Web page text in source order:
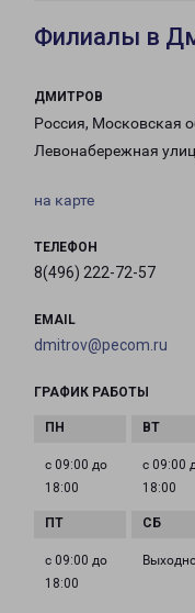
Филиалы в
ДМИТРОВ
Россия, Московская
Левонабережная
на карте
ТЕЛЕФОН
8(496) 222-72-57
EMAIL
dmitrov@pecom.ru
ГРАФИК РАБОТЫ
с 09:00 до
18:00
с 09:00
18:00
с 09:00 до
18:00